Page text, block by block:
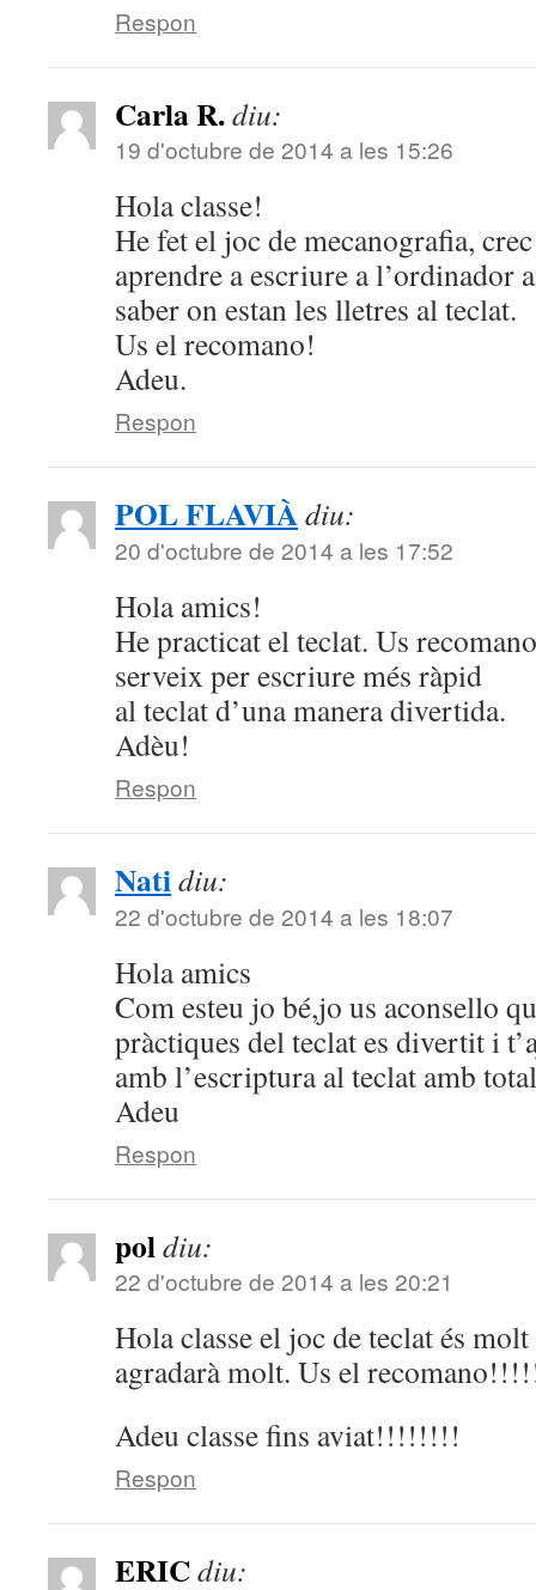
Respon
Carla R.diu:
19 d'octubre de 2014 a les 15:26
Hola classe!
He fet el joc de mecanografia,
aprendre a escriure a l’ordinador
saber on estan les lletres al teclat.
Us el recomano!
Adeu.
Respon
POL FLAVIÀdiu:
20 d'octubre de 2014 a les 17:52
Hola amics!
He practicat el teclat. Us
serveix per escriure més ràpid
al teclat d’una manera divertida.
Adèu!
Respon
Natidiu:
22 d'octubre de 2014 a les 18:07
Hola amics
Com esteu jo bé,jo us aconsello
pràctiques del teclat es divertit i
amb l’escriptura al teclat amb
Adeu
Respon
poldiu:
22 d'octubre de 2014 a les 20:21
Hola classe el joc de teclat és
agradarà molt. Us el
Adeu classe fins aviat!!!!!!!!
Respon
ERICdiu: